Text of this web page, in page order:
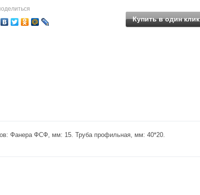
Купить в один клик
Фанера ФСФ, мм: 15. Труба профильная, мм: 40*20.